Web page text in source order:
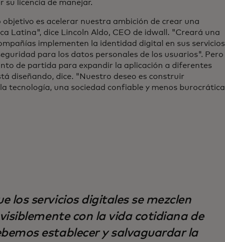
su licencia de manejar.
es acelerar nuestra ambición de crear una
Latina", dice Lincoln Aldo, CEO de idwall. "Creará una
implementen la identidad digital en sus servicios
para los datos personales de los usuarios". Pero
de partida para expandir la aplicación a diferentes
diseñando, dice. "Nuestro deseo es construir
tecnología, una sociedad confiable y menos burocrática
los servicios digitales se mezclen
con la vida cotidiana de
establecer y salvaguardar la